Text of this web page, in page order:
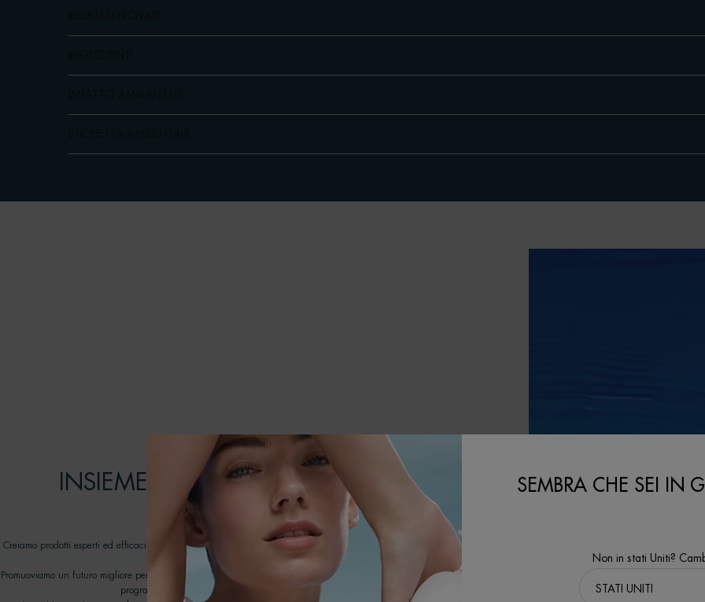
[ IMPEGNI ]
INSIEME POSSIAMO FARE LA
DIFFERENZA
Creiamo prodotti esperti ed efficaci, pensati per durare: prendendoci cura della pelle contribuendo al
rispetto degli oceani.
Promuoviamo un futuro migliore per i nostri oceani lavorando con ONG dedicate nell'ambito del nostro
programma Biotherm Water Lovers dal 2012.
SEMBRA CHE SEI IN
Non in stati Uniti?